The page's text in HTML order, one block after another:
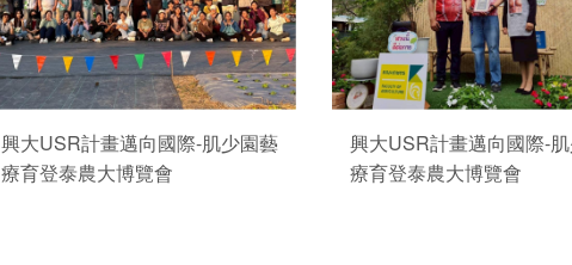
興大USR計畫邁向國際-肌少園藝
療育登泰農大博覽會
興大USR計畫邁向國際-
療育登泰農大博覽會